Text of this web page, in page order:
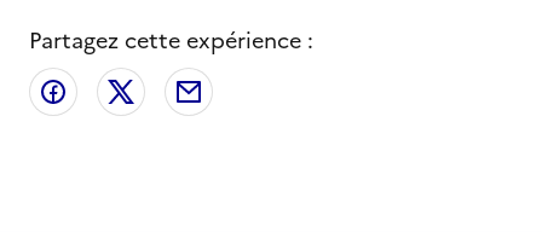
Partagez cette expérience :
Partager sur Facebook
Partager sur X